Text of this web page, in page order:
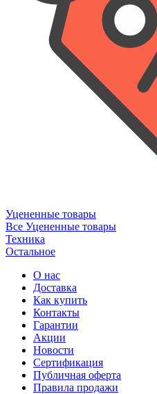
Уцененные товары
Все Уцененные товары
Техника
Остальное
О нас
Доставка
Как купить
Контакты
Гарантии
Акции
Новости
Cертификация
Публичная оферта
Правила продажи